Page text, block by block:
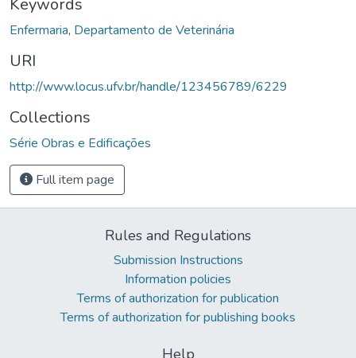
Enfermaria, Departamento de Veterinária
URI
http://www.locus.ufv.br/handle/123456789/6229
Collections
Série Obras e Edificações
Full item page
Rules and Regulations
Submission Instructions
Information policies
Terms of authorization for publication
Terms of authorization for publishing books
Help